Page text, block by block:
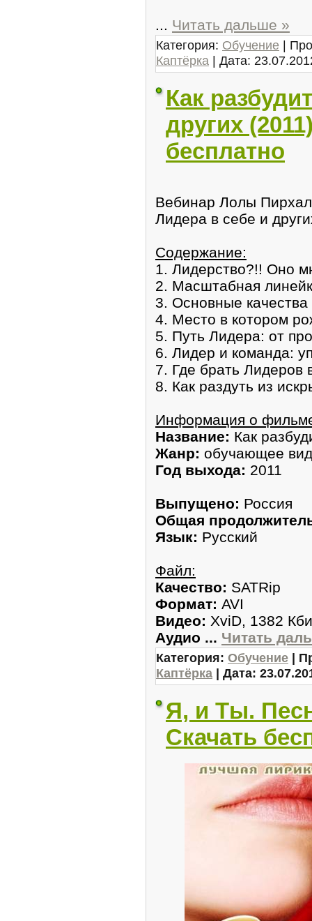
... Читать дальше »
Категория: Обучение |
Каптёрка | Дата:
Как
других
бесплатно
Вебинар Лолы
Лидера в себе и
Содержание:
1. Лидерство?!! Оно
2. Масштабная
3. Основные
4. Место в котором
5. Путь Лидера: от
6. Лидер и команда:
7. Где брать Лидеров
8. Как раздуть из
Информация о
Название: Как
Жанр: обучающее
Год выхода: 2011
Выпущено: Россия
Общая
Язык: Русский
Файл:
Качество: SATRip
Формат: AVI
Видео: XviD, 1382
Аудио ... Читать
Категория: Обучение |
Каптёрка | Дата:
Я, и Ты.
Скачать